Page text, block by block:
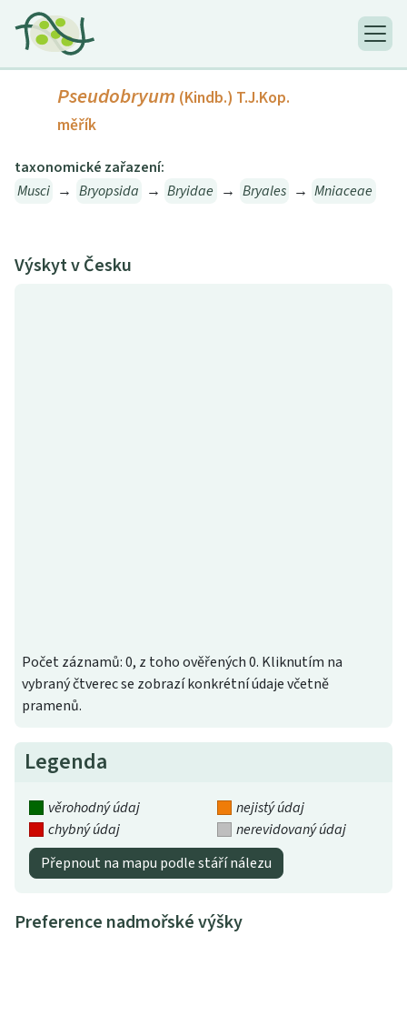
Pseudobryum (Kindb.) T.J.Kop.
měřík
taxonomické zařazení:
Musci → Bryopsida → Bryidae → Bryales → Mniaceae
Výskyt v Česku
Počet záznamů: 0, z toho ověřených 0. Kliknutím na
vybraný čtverec se zobrazí konkrétní údaje včetně
pramenů.
Legenda
věrohodný údaj
nejistý údaj
chybný údaj
nerevidovaný údaj
Přepnout na mapu podle stáří nálezu
Preference nadmořské výšky